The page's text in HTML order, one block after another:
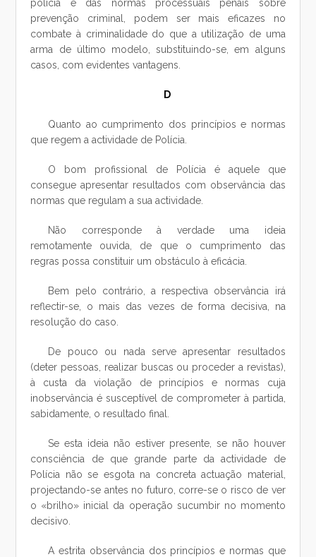
polícia e das normas processuais penais sobre
prevenção criminal, podem ser mais eficazes no
combate à criminalidade do que a utilização de uma
arma de último modelo, substituindo-se, em alguns
casos, com evidentes vantagens.
D
Quanto ao cumprimento dos princípios e normas
que regem a actividade de Polícia.
O bom profissional de Polícia é aquele que
consegue apresentar resultados com observância das
normas que regulam a sua actividade.
Não corresponde à verdade uma ideia
remotamente ouvida, de que o cumprimento das
regras possa constituir um obstáculo à eficácia.
Bem pelo contrário, a respectiva observância irá
reflectir-se, o mais das vezes de forma decisiva, na
resolução do caso.
De pouco ou nada serve apresentar resultados
(deter pessoas, realizar buscas ou proceder a revistas),
à custa da violação de princípios e normas cuja
inobservância é susceptível de comprometer à partida,
sabidamente, o resultado final.
Se esta ideia não estiver presente, se não houver
consciência de que grande parte da actividade de
Polícia não se esgota na concreta actuação material,
projectando-se antes no futuro, corre-se o risco de ver
o «brilho» inicial da operação sucumbir no momento
decisivo.
A estrita observância dos princípios e normas que